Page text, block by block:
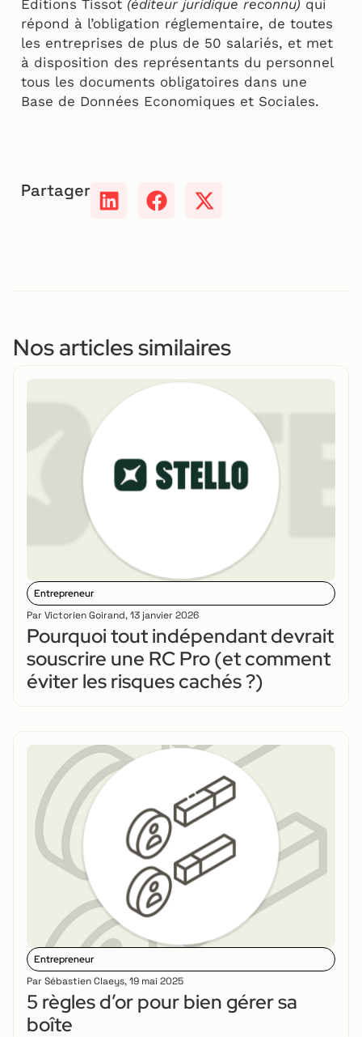
Editions Tissot (éditeur juridique reconnu) qui
répond à l’obligation réglementaire, de toutes
les entreprises de plus de 50 salariés, et met
à disposition des représentants du personnel
tous les documents obligatoires dans une
Base de Données Economiques et Sociales.
Partager
Nos articles similaires
Entrepreneur
Par Victorien Goirand,13 janvier 2026
Pourquoi tout indépendant devrait
souscrire une RC Pro (et comment
éviter les risques cachés ?)
Entrepreneur
Par Sébastien Claeys,19 mai 2025
5 règles d’or pour bien gérer sa
boîte